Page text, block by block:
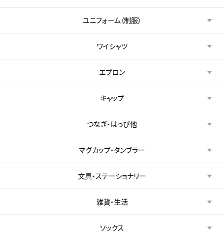
ユニフォーム（制服）
ワイシャツ
エプロン
キャップ
つなぎ・はっぴ他
マグカップ・タンブラー
文具・ステーショナリー
雑貨・生活
ソックス